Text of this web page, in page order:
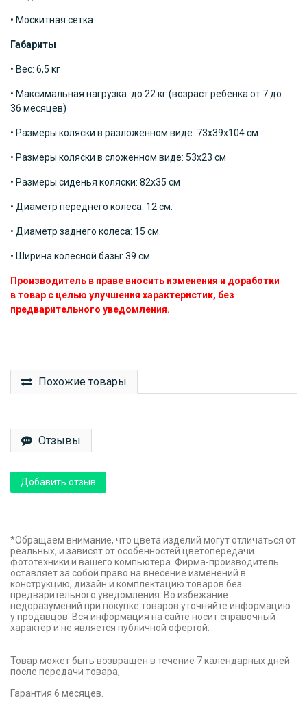
• Москитная сетка
Габариты
• Вес: 6,5 кг
• Максимальная нагрузка: до 22 кг (возраст ребенка от 7 до
36 месяцев)
• Размеры коляски в разложенном виде: 73x39x104 см
• Размеры коляски в сложенном виде: 53x23 см
• Размеры сиденья коляски: 82x35 см
• Диаметр переднего колеса: 12 см.
• Диаметр заднего колеса: 15 см.
• Ширина колесной базы: 39 см.
Производитель в праве вносить изменения и доработки
в товар с целью улучшения характеристик, без
предварительного уведомления.
Похожие товары
Отзывы
Добавить отзыв
*Обращаем внимание, что цвета изделий могут отличаться от
реальных, и зависят от особенностей цветопередачи
фототехники и вашего компьютера. Фирма-производитель
оставляет за собой право на внесение изменений в
конструкцию, дизайн и комплектацию товаров без
предварительного уведомления. Во избежание
недоразумений при покупке товаров уточняйте информацию
у продавцов. Вся информация на сайте носит справочный
характер и не является публичной офертой.
Товар может быть возвращен в течение 7 календарных дней
после передачи товара,
Гарантия 6 месяцев.